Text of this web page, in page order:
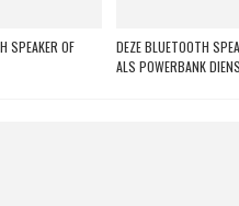
SPEAKER OF
DEZE BLUETOOTH
ALS POWERBANK